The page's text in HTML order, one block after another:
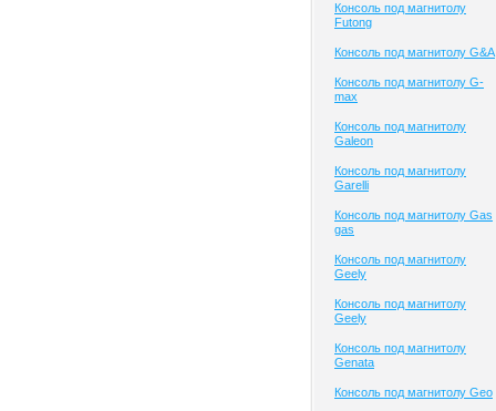
Консоль под магнитолу
Futong
Консоль под магнитолу G&A
Консоль под магнитолу G-
max
Консоль под магнитолу
Galeon
Консоль под магнитолу
Garelli
Консоль под магнитолу Gas
gas
Консоль под магнитолу
Geely
Консоль под магнитолу
Geely
Консоль под магнитолу
Genata
Консоль под магнитолу Geo